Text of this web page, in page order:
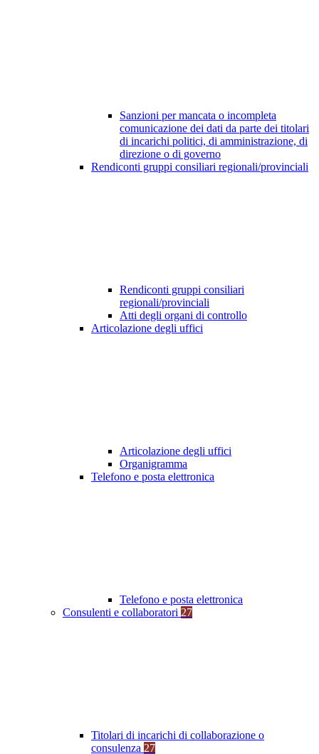
Sanzioni per mancata o incompleta
comunicazione dei dati da parte dei titolari
di incarichi politici, di amministrazione, di
direzione o di governo
Rendiconti gruppi consiliari regionali/provinciali
Rendiconti gruppi consiliari
regionali/provinciali
Atti degli organi di controllo
Articolazione degli uffici
Articolazione degli uffici
Organigramma
Telefono e posta elettronica
Telefono e posta elettronica
Consulenti e collaboratori 27
Titolari di incarichi di collaborazione o
consulenza 27